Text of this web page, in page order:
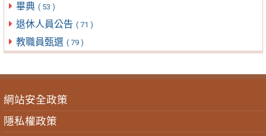
畢典 ( 53 )
退休人員公告 ( 71 )
教職員甄選 ( 79 )
網站安全政策
隱私權政策